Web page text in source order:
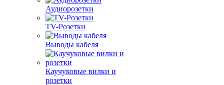
Аудиорозетки
TV-Розетки
Выводы кабеля
Каучуковые вилки и
розетки